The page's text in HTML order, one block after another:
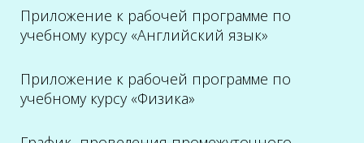
Приложение к рабочей программе по
учебному курсу «Английский язык»
Приложение к рабочей программе по
учебному курсу «Физика»